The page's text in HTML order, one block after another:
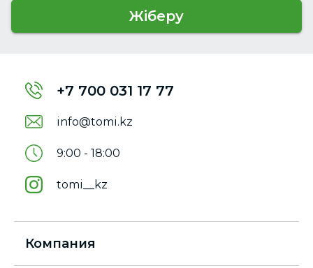
Жіберу
+7 700 031 17 77
info@tomi.kz
9:00 - 18:00
tomi__kz
Компания